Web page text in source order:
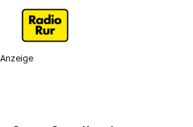
Anzeige